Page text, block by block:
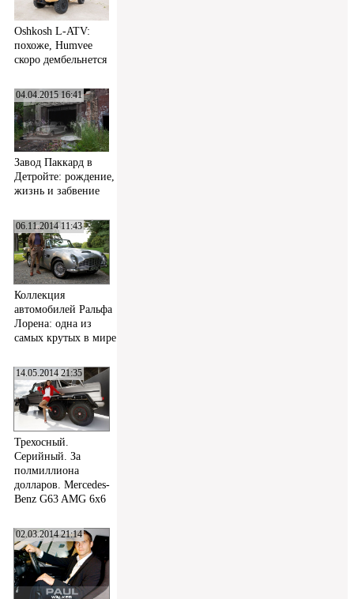
Oshkosh L-ATV:
похоже, Humvee
скоро дембельнется
04.04.2015 16:41
Завод Паккард в
Детройте: рождение,
жизнь и забвение
06.11.2014 11:43
Коллекция
автомобилей Ральфа
Лорена: одна из
самых крутых в мире
14.05.2014 21:35
Трехосный.
Серийный. За
полмиллиона
долларов. Mercedes-
Benz G63 AMG 6x6
02.03.2014 21:14